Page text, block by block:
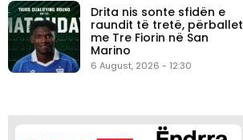
Drita nis sonte sfidën e
raundit të tretë, përballet
me Tre Fiorin në San
Marino
6 August, 2026 - 12:30